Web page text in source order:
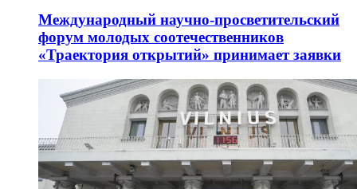
Международный научно-просветительский
форум молодых соотечественников
«Траектория открытий» принимает заявки